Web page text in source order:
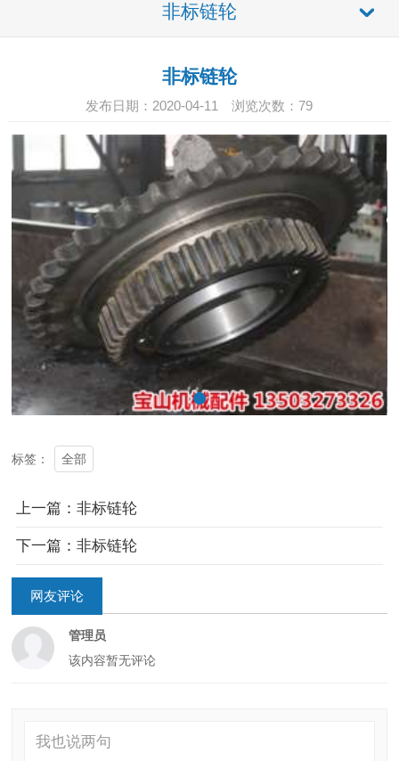
非标链轮
非标链轮
发布日期：2020-04-11 浏览次数：79
标签： 全部
上一篇：非标链轮
下一篇：非标链轮
网友评论
管理员
该内容暂无评论